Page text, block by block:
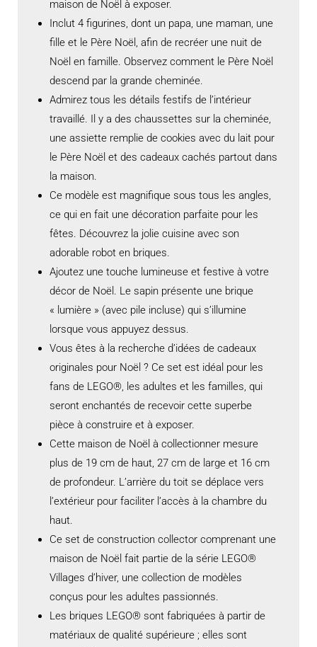
maison de Noël à exposer.
Inclut 4 figurines, dont un papa, une maman, une
fille et le Père Noël, afin de recréer une nuit de
Noël en famille. Observez comment le Père Noël
descend par la grande cheminée.
Admirez tous les détails festifs de l’intérieur
travaillé. Il y a des chaussettes sur la cheminée,
une assiette remplie de cookies avec du lait pour
le Père Noël et des cadeaux cachés partout dans
la maison.
Ce modèle est magnifique sous tous les angles,
ce qui en fait une décoration parfaite pour les
fêtes. Découvrez la jolie cuisine avec son
adorable robot en briques.
Ajoutez une touche lumineuse et festive à votre
décor de Noël. Le sapin présente une brique
« lumière » (avec pile incluse) qui s’illumine
lorsque vous appuyez dessus.
Vous êtes à la recherche d’idées de cadeaux
originales pour Noël ? Ce set est idéal pour les
fans de LEGO®, les adultes et les familles, qui
seront enchantés de recevoir cette superbe
pièce à construire et à exposer.
Cette maison de Noël à collectionner mesure
plus de 19 cm de haut, 27 cm de large et 16 cm
de profondeur. L’arrière du toit se déplace vers
l’extérieur pour faciliter l’accès à la chambre du
haut.
Ce set de construction collector comprenant une
maison de Noël fait partie de la série LEGO®
Villages d’hiver, une collection de modèles
conçus pour les adultes passionnés.
Les briques LEGO® sont fabriquées à partir de
matériaux de qualité supérieure ; elles sont